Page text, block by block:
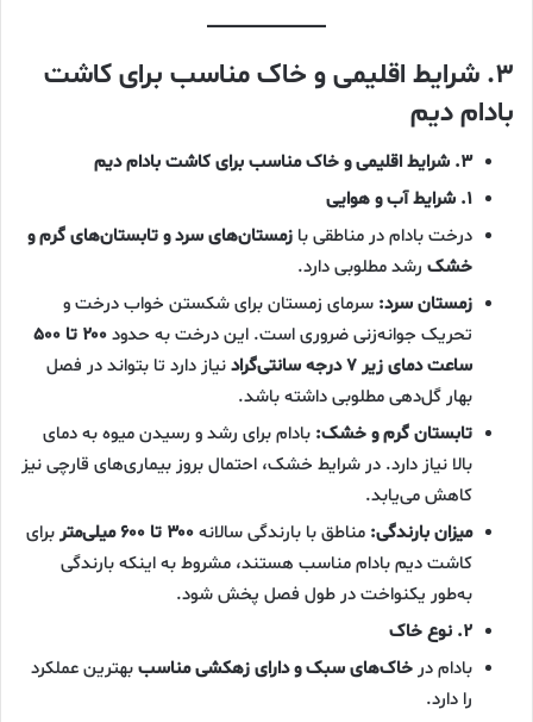
۳. شرایط اقلیمی و خاک مناسب برای کاشت
بادام دیم
۳. شرایط اقلیمی و خاک مناسب برای کاشت بادام دیم
۱. شرایط آب‌ و هوایی
درخت بادام در مناطقی با زمستان‌های سرد و تابستان‌های گرم و
خشک رشد مطلوبی دارد.
زمستان سرد: سرمای زمستان برای شکستن خواب درخت و
تحریک جوانه‌زنی ضروری است. این درخت به حدود
۲۰۰ تا ۵۰۰
ساعت دمای زیر ۷ درجه سانتی‌گراد
نیاز دارد تا بتواند در فصل
بهار گل‌دهی مطلوبی داشته باشد.
تابستان گرم و خشک: بادام برای رشد و رسیدن میوه به دمای
بالا نیاز دارد. در شرایط خشک، احتمال بروز بیماری‌های قارچی نیز
کاهش می‌یابد.
میزان بارندگی: مناطق با بارندگی سالانه۳۰۰ تا ۶۰۰ میلی‌متر
برای
کاشت دیم بادام مناسب هستند، مشروط به اینکه بارندگی
به‌طور یکنواخت در طول فصل پخش شود.
۲. نوع خاک
بادام درخاک‌های سبک و دارای زهکشی مناسببهترین عملکرد
را دارد.